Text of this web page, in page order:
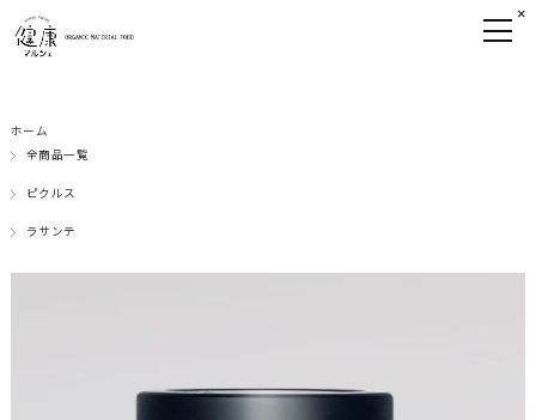
ホーム
全商品一覧
ピクルス
ラサンテ
×